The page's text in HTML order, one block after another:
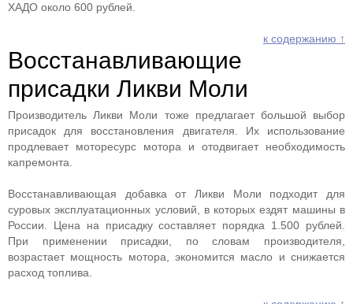
ХАДО около 600 рублей.
к содержанию ↑
Восстанавливающие
присадки Ликви Моли
Производитель Ликви Моли тоже предлагает большой выбор
присадок для восстановления двигателя. Их использование
продлевает моторесурс мотора и отодвигает необходимость
капремонта.
Восстанавливающая добавка от Ликви Моли подходит для
суровых эксплуатационных условий, в которых ездят машины в
России. Цена на присадку составляет порядка 1.500 рублей.
При применении присадки, по словам производителя,
возрастает мощность мотора, экономится масло и снижается
расход топлива.